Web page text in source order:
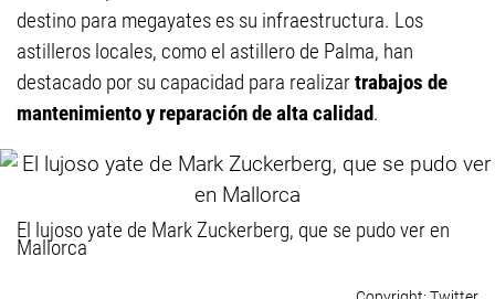
destino para megayates es su infraestructura. Los
astilleros locales, como el astillero de Palma, han
destacado por su capacidad para realizartrabajos de
mantenimiento y reparación de alta calidad.
El lujoso yate de Mark Zuckerberg, que se pudo ver en
Mallorca